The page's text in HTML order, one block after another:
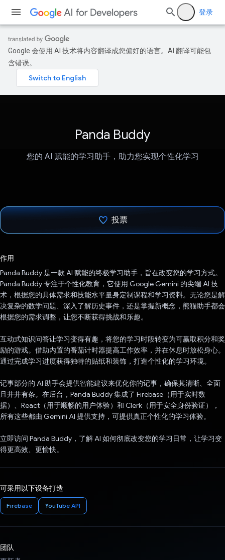
登录
Google 会使用 AI 技术将内容翻译成您偏好的语言。AI 翻译可能包
含错误。
Panda Buddy
您的 AI 赋能的学习助手，助力您实现个性化学习
投票
作用
Panda Buddy 是一款 AI 赋能的终极学习助手，旨在改变您的学习方式。
Panda Buddy 专注于个性化教育，它使用 Google Gemini 的尖端 AI 技
术，根据您的具体需求和技能水平量身定制课程和学习资料。无论您是解
决复杂的数学问题、深入了解历史事件，还是掌握新概念，熊猫助手都会
根据您的需求调整，让您不断获得挑战和乐趣。
互动式知识问答让学习变得有趣，将您的学习时段转变为可赢取积分和奖
励的游戏。借助内置的番茄计时器提高工作效率，并在休息时放松身心。
通过完成学习进度获得独特的贴纸和装饰，打造个性化的学习环境。
记事部分的 AI 助手会提供智能建议来优化你的记事，确保其清晰、全面
且井井有条。在后台，Panda Buddy 集成了 Firebase（用于实时数
据）、React（用于顺畅的用户体验）和 Clerk（用于安全身份验证），
所有这些都由 Gemini AI 提供支持，可提供真正个性化的学习体验。
立即访问 Panda Buddy，了解 AI 如何彻底改变您的学习日常，让学习变
得更高效、更愉快。
可采用以下设备打造
Firebase YouTube API
团队